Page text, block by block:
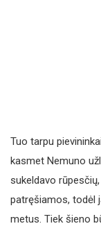
Tuo tarpu
kasmet Nemuno
sukeldavo
patręšiamos, todėl
metus. Tiek šieno